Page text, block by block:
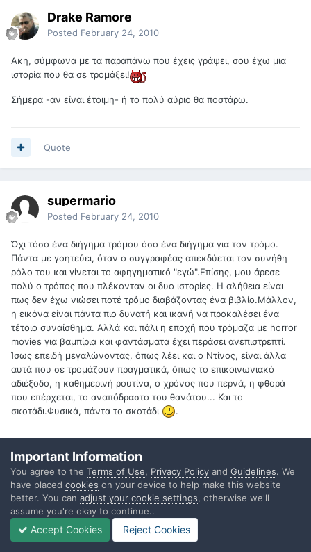
Drake Ramore
Posted February 24, 2010
Ακη, σύμφωνα με τα παραπάνω που έχεις γράψει, σου έχω μια
ιστορία που θα σε τρομάξει!
Σήμερα -αν είναι έτοιμη- ή το πολύ αύριο θα ποστάρω.
Quote
supermario
Posted February 24, 2010
Όχι τόσο ένα διήγημα τρόμου όσο ένα διήγημα για τον τρόμο.
Πάντα με γοητεύει, όταν ο συγγραφέας απεκδύεται τον συνήθη
ρόλο του και γίνεται το αφηγηματικό "εγώ".Επίσης, μου άρεσε
πολύ ο τρόπος που πλέκονταν οι δυο ιστορίες. Η αλήθεια είναι
πως δεν έχω νιώσει ποτέ τρόμο διαβάζοντας ένα βιβλίο.Μάλλον,
η εικόνα είναι πάντα πιο δυνατή και ικανή να προκαλέσει ένα
τέτοιο συναίσθημα. Αλλά και πάλι η εποχή που τρόμαζα με horror
movies για βαμπίρια και φαντάσματα έχει περάσει ανεπιστρεπτί.
Ίσως επειδή μεγαλώνοντας, όπως λέει και ο Ντίνος, είναι άλλα
αυτά που σε τρομάζουν πραγματικά, όπως το επικοινωνιακό
αδιέξοδο, η καθημερινή ρουτίνα, ο χρόνος που περνά, η φθορά
που επέρχεται, το αναπόδραστο του θανάτου... Και το
σκοτάδι.Φυσικά, πάντα το σκοτάδι
.
Quote
Tiessa
PostedFebruary 25, 2010
Important Information
You agree to the Terms of Use, Privacy Policy and Guidelines. We
have placed cookies on your device to help make this website
better. You can adjust your cookie settings, otherwise we'll
assume you're okay to continue..
Accept Cookies Reject Cookies